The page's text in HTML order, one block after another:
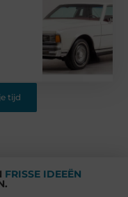
tijd
FRISSE IDEEËN